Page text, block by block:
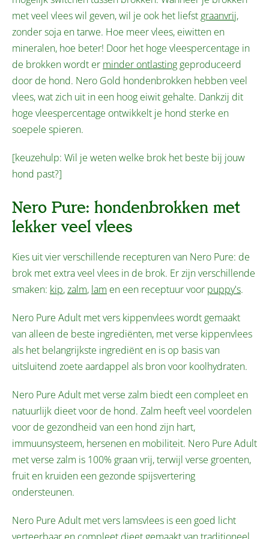
met veel vlees wil geven, wil je ook het liefst graanvrij,
zonder soja en tarwe. Hoe meer vlees, eiwitten en
mineralen, hoe beter! Door het hoge vleespercentage in
de brokken wordt er minder ontlasting geproduceerd
door de hond. Nero Gold hondenbrokken hebben veel
vlees, wat zich uit in een hoog eiwit gehalte. Dankzij dit
hoge vleespercentage ontwikkelt je hond sterke en
soepele spieren.
[keuzehulp: Wil je weten welke brok het beste bij jouw
hond past?]
Nero Pure: hondenbrokken met
lekker veel vlees
Kies uit vier verschillende recepturen van Nero Pure: de
brok met extra veel vlees in de brok. Er zijn verschillende
smaken: kip,zalm, lam en een receptuur voor puppy's.
Nero Pure Adult met vers kippenvlees wordt gemaakt
van alleen de beste ingrediënten, met verse kippenvlees
als het belangrijkste ingrediënt en is op basis van
uitsluitend zoete aardappel als bron voor koolhydraten.
Nero Pure Adult met verse zalm biedt een compleet en
natuurlijk dieet voor de hond. Zalm heeft veel voordelen
voor de gezondheid van een hond zijn hart,
immuunsysteem, hersenen en mobiliteit. Nero Pure Adult
met verse zalm is 100% graan vrij, terwijl verse groenten,
fruit en kruiden een gezonde spijsvertering
ondersteunen.
Nero Pure Adult met vers lamsvlees is een goed licht